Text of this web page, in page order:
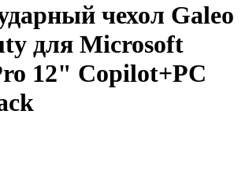
чехол Galeo
для Microsoft
12" Copilot+PC